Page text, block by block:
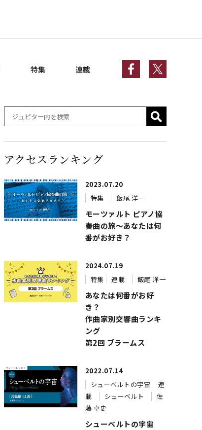
特集 連載
アクセスランキング
2023.07.20
特集
飯尾 洋一
モーツァルト ピアノ協
奏曲の旅～あなたは何
番がお好き？
2024.07.19
特集
連載 飯尾 洋一
あなたは何番がお好
き？
作曲家別交響曲ランキ
ング
第2回 ブラームス
2022.07.14
シューベルトの宇宙
連
載
シューベルト
佐
藤 卓史
シューベルトの宇宙